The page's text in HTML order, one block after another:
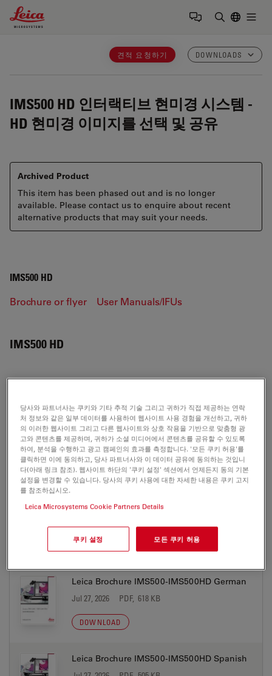
Leica Microsystems Logo
견적 요청하기 DOWNLOADS
IMS500 HD 인터랙티브 현미경 시스템 -
HD 현미경 이미지를 선택 및 공유
Archived Product
This item has been phased out and is no longer
available. Please contact us to enquire about recent
alternative products that may suit your needs.
IMS500 HD
Brochure or flyer User Manuals/IFUs
IMS500 HD
Leica Brochure IMS500-IMS500HD ENG
Jul 27, 2026 PDF, 900 KB
DOWNLOAD
Leica Brochure IMS500-IMS500HD French
DOWNLOAD
Leica Brochure IMS500-IMS500HD German
Jul 27, 2026 PDF, 618 KB
DOWNLOAD
Leica Brochure IMS500-IMS500HD Spanish
당사와 파트너사는 쿠키와 기타 추적 기술 그리고 귀하가 직접 제공하는 연락
처 정보와 같은 일부 데이터를 사용하여 웹사이트 사용 경험을 개선하고, 귀하
의 이러한 웹사이트 그리고 다른 웹사이트와 상호 작용을 기반으로 맞춤형 광
고와 콘텐츠를 제공하며, 귀하가 소셜 미디어에서 콘텐츠를 공유할 수 있도록
하여, 분석을 수행하고 광고 캠페인의 효과를 측정합니다. '모든 쿠키 허용'를
클릭하면 이에 동의하고, 당사 파트너사와 이 데이터 공유에 동의하는 것입니
다(아래 링크 참조). 웹사이트 하단의 '쿠키 설정' 섹션에서 언제든지 동의 기본
설정을 변경할 수 있습니다. 당사의 쿠키 사용에 대한 자세한 내용은 쿠키 고지
를 참조하십시오.
Leica Microsystems Cookie Partners Details
쿠키 설정 모든 쿠키 허용